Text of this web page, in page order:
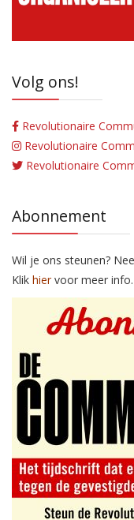
Volg ons!
Revolutionaire
Revolutionaire
Revolutionaire
Abonnement
Wil je ons steunen?
Klik hiervoor meer info.